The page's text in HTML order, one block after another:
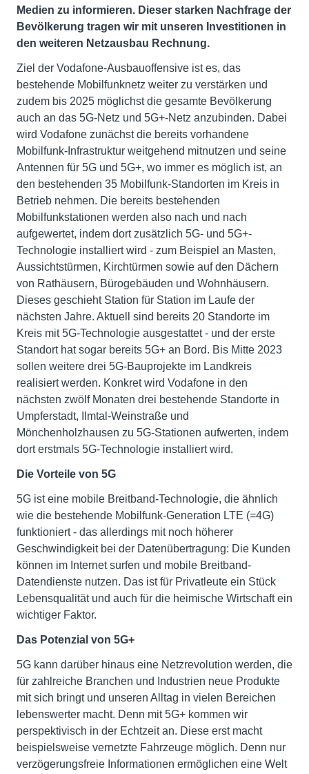
Medien zu informieren. Dieser starken Nachfrage der
Bevölkerung tragen wir mit unseren Investitionen in
den weiteren Netzausbau Rechnung.
Ziel der Vodafone-Ausbauoffensive ist es, das
bestehende Mobilfunknetz weiter zu verstärken und
zudem bis 2025 möglichst die gesamte Bevölkerung
auch an das 5G-Netz und 5G+-Netz anzubinden. Dabei
wird Vodafone zunächst die bereits vorhandene
Mobilfunk-Infrastruktur weitgehend mitnutzen und seine
Antennen für 5G und 5G+, wo immer es möglich ist, an
den bestehenden 35 Mobilfunk-Standorten im Kreis in
Betrieb nehmen. Die bereits bestehenden
Mobilfunkstationen werden also nach und nach
aufgewertet, indem dort zusätzlich 5G- und 5G+-
Technologie installiert wird - zum Beispiel an Masten,
Aussichtstürmen, Kirchtürmen sowie auf den Dächern
von Rathäusern, Bürogebäuden und Wohnhäusern.
Dieses geschieht Station für Station im Laufe der
nächsten Jahre. Aktuell sind bereits 20 Standorte im
Kreis mit 5G-Technologie ausgestattet - und der erste
Standort hat sogar bereits 5G+ an Bord. Bis Mitte 2023
sollen weitere drei 5G-Bauprojekte im Landkreis
realisiert werden. Konkret wird Vodafone in den
nächsten zwölf Monaten drei bestehende Standorte in
Umpferstadt, Ilmtal-Weinstraße und
Mönchenholzhausen zu 5G-Stationen aufwerten, indem
dort erstmals 5G-Technologie installiert wird.
Die Vorteile von 5G
5G ist eine mobile Breitband-Technologie, die ähnlich
wie die bestehende Mobilfunk-Generation LTE (=4G)
funktioniert - das allerdings mit noch höherer
Geschwindigkeit bei der Datenübertragung: Die Kunden
können im Internet surfen und mobile Breitband-
Datendienste nutzen. Das ist für Privatleute ein Stück
Lebensqualität und auch für die heimische Wirtschaft ein
wichtiger Faktor.
Das Potenzial von 5G+
5G kann darüber hinaus eine Netzrevolution werden, die
für zahlreiche Branchen und Industrien neue Produkte
mit sich bringt und unseren Alltag in vielen Bereichen
lebenswerter macht. Denn mit 5G+ kommen wir
perspektivisch in der Echtzeit an. Diese erst macht
beispielsweise vernetzte Fahrzeuge möglich. Denn nur
verzögerungsfreie Informationen ermöglichen eine Welt